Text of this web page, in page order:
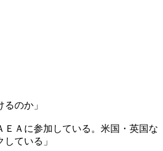
るのか」
ＥＡに参加している。米国・英国な
ている」